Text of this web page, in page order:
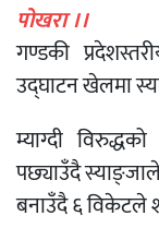
पोखरा ।।
गण्डकी
उद्घाटन खेलमा
म्याग्दी
पछ्याउँदै
बनाउँदै ६ विकेटले